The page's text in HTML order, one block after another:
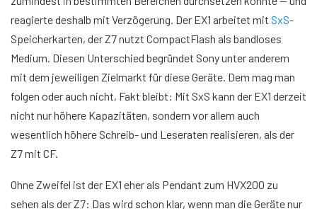
reagierte deshalb mit Verzögerung. Der EX1 arbeitet mit SxS-
Speicherkarten, der Z7 nutzt CompactFlash als bandloses
Medium. Diesen Unterschied begründet Sony unter anderem
mit dem jeweiligen Zielmarkt für diese Geräte. Dem mag man
folgen oder auch nicht, Fakt bleibt: Mit SxS kann der EX1 derzeit
nicht nur höhere Kapazitäten, sondern vor allem auch
wesentlich höhere Schreib- und Leseraten realisieren, als der
Z7 mit CF.
Ohne Zweifel ist der EX1 eher als Pendant zum HVX200 zu
sehen als der Z7: Das wird schon klar, wenn man die Geräte nur